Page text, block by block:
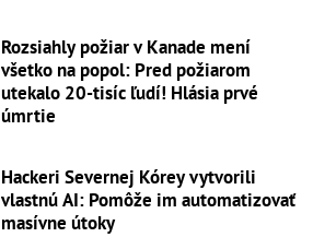
Rozsiahly požiar v Kanade mení
všetko na popol: Pred požiarom
utekalo 20-tisíc ľudí! Hlásia prvé
úmrtie
Hackeri Severnej Kórey vytvorili
vlastnú AI: Pomôže im automatizovať
masívne útoky